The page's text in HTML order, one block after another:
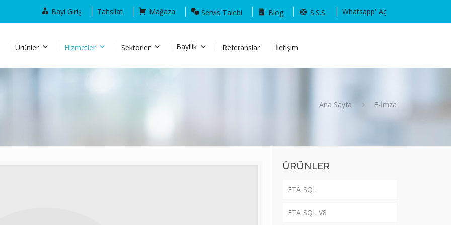
Bayi Giriş Tahsilat Mağaza Servis Talebi Blog S.S.S. Whatsapp' Aç
Ürünler Hizmetler Sektörler Bayilik Referanslar İletişim
Ana Sayfa E-İmza
ÜRÜNLER
ETA SQL
ETA SQL V8